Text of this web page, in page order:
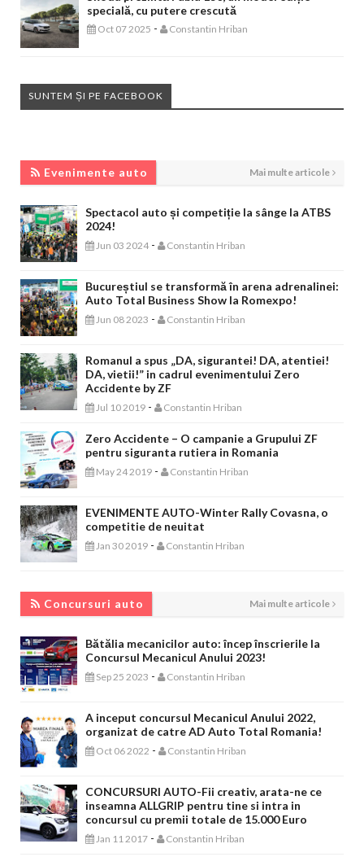
specială, cu putere crescută
Oct 07 2025 - Constantin Hriban
SUNTEM ȘI PE FACEBOOK
Evenimente auto Mai multe articole
Spectacol auto și competiție la sânge la ATBS
2024!
Jun 03 2024 - Constantin Hriban
Bucureștiul se transformă în arena adrenalinei:
Auto Total Business Show la Romexpo!
Jun 08 2023 - Constantin Hriban
Romanul a spus „DA, sigurantei! DA, atentiei!
DA, vietii!” in cadrul evenimentului Zero
Accidente by ZF
Jul 10 2019 - Constantin Hriban
Zero Accidente – O campanie a Grupului ZF
pentru siguranta rutiera in Romania
May 24 2019 - Constantin Hriban
EVENIMENTE AUTO-Winter Rally Covasna, o
competitie de neuitat
Jan 30 2019 - Constantin Hriban
Concursuri auto Mai multe articole
Bătălia mecanicilor auto: încep înscrierile la
Concursul Mecanicul Anului 2023!
Sep 25 2023 - Constantin Hriban
A inceput concursul Mecanicul Anului 2022,
organizat de catre AD Auto Total Romania!
Oct 06 2022 - Constantin Hriban
CONCURSURI AUTO-Fii creativ, arata-ne ce
inseamna ALLGRIP pentru tine si intra in
concursul cu premii totale de 15.000 Euro
Jan 11 2017 - Constantin Hriban